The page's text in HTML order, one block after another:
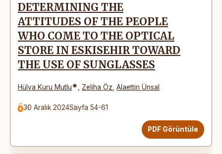
DETERMINING THE
ATTITUDES OF THE PEOPLE
WHO COME TO THE OPTICAL
STORE IN ESKISEHIR TOWARD
THE USE OF SUNGLASSES
Hülya Kuru Mutlu* Zeliha Öz Alaettin Ünsal
30 Aralık 2024Sayfa 54-61
PDF Görüntüle